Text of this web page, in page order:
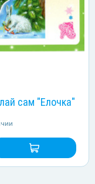
сам "Елочка"